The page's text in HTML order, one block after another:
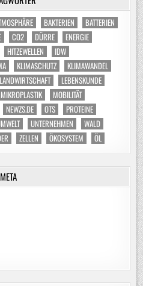
BAKTERIEN
BATTERIEN
CO2 DÜRRE
ENERGIE
HITZEWELLEN
IDW
KLIMASCHUTZ
KLIMAWANDEL
LANDWIRTSCHAFT
LEBENSKUNDE
MIKROPLASTIK
MOBILITÄT
NEWZS.DE OTS
PROTEINE
UNTERNEHMEN
WALD
ZELLEN ÖKOSYSTEM ÖL
META